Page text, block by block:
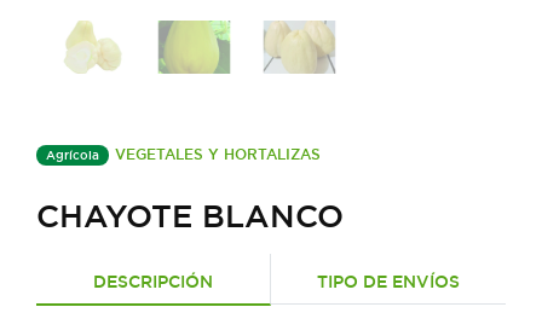
Agrícola VEGETALES Y HORTALIZAS
CHAYOTE BLANCO
DESCRIPCIÓN TIPO DE ENVÍOS